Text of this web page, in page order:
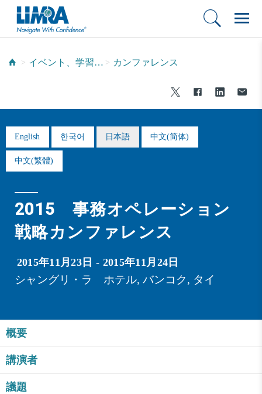
イベント、学習およびネットワーキング カンファレンス
English 한국어 日本語 中文(简体)
中文(繁體)
2015 事務オペレーション
戦略カンファレンス
2015年11月23日 - 2015年11月24日
シャングリ・ラ ホテル, バンコク, タイ
概要
講演者
議題